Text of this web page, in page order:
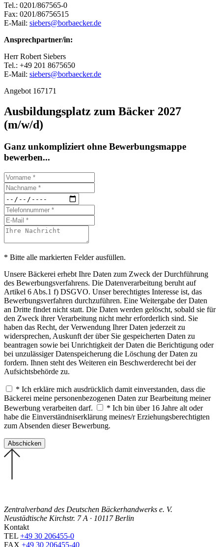
Tel.: 0201/867565-0
Fax: 0201/86756515
E-Mail: siebers@borbaecker.de
Ansprechpartner/in:
Herr Robert Siebers
Tel.: +49 201 8675650
E-Mail: siebers@borbaecker.de
Angebot 167171
Ausbildungsplatz zum Bäcker 2027
(m/w/d)
Ganz unkompliziert ohne Bewerbungsmappe
bewerben...
* Bitte alle markierten Felder ausfüllen.
Unsere Bäckerei erhebt Ihre Daten zum Zweck der Durchführung
des Bewerbungsverfahrens. Die Datenverarbeitung beruht auf
Artikel 6 Abs.1 f) DSGVO. Unser berechtigtes Interesse ist, das
Bewerbungsverfahren durchzuführen. Eine Weitergabe der Daten
an Dritte findet nicht statt. Die Daten werden gelöscht, sobald sie für
den Zweck ihrer Verarbeitung nicht mehr erforderlich sind. Sie
haben das Recht, der Verwendung Ihrer Daten jederzeit zu
widersprechen, Auskunft der über Sie gespeicherten Daten zu
beantragen sowie bei Unrichtigkeit der Daten die Berichtigung oder
bei unzulässiger Datenspeicherung die Löschung der Daten zu
fordern. Ihnen steht des Weiteren ein Beschwerderecht bei der
Aufsichtsbehörde zu.
* Ich erkläre mich ausdrücklich damit einverstanden, dass die
Bäckerei meine personenbezogenen Daten zur Bearbeitung meiner
Bewerbung verarbeiten darf.
* Ich bin über 16 Jahre alt oder
habe die Einverständniserklärung meines/r Erziehungsberechtigten
zum Absenden dieser Bewerbung.
Zentralverband des Deutschen Bäckerhandwerks e. V.
Neustädtische Kirchstr. 7 A · 10117 Berlin
Kontakt
TEL +49 30 206455-0
FAX +49 30 206455-40